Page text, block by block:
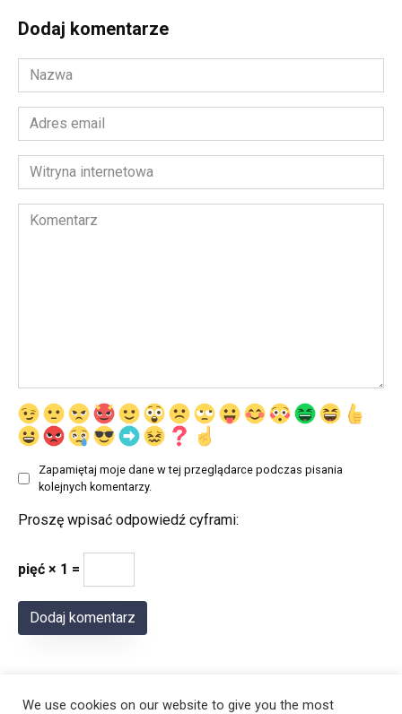
Dodaj komentarze
Nazwa
*
Adres
email
*Witryna
internetowa
Komentarz
Zapamiętaj moje dane w tej przeglądarce podczas pisania
kolejnych komentarzy.
Proszę wpisać odpowiedź cyframi:
pięć × 1 =
We use cookies on our website to give you the most